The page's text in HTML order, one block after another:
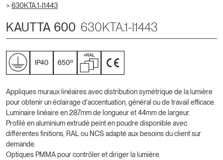
> 630KTA.1-I1443
KAUTTA 600 630KTA.1-I1443
Appliques muraux linéaires avec distribution symétrique de la lumière
pour obtenir un éclairage d'accentuation, général ou de travail efficace.
Luminaire linéaire en 287mm de longueur et 44mm de largeur.
Profilé en aluminium extrudé peint en poudre disponible avec
différentes finitions, RAL ou NCS adapté aux besoins du client sur
demande.
Optiques PMMA pour contrôler et diriger la lumière.